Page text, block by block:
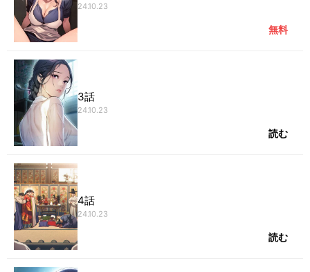
24.10.23
無料
3話
24.10.23
読む
4話
24.10.23
読む